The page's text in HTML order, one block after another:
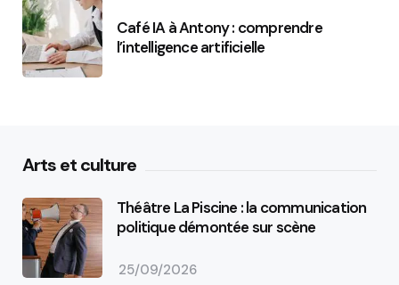
Café IA à Antony : comprendre
l’intelligence artificielle
Arts et culture
Théâtre La Piscine : la communication
politique démontée sur scène
25/09/2026